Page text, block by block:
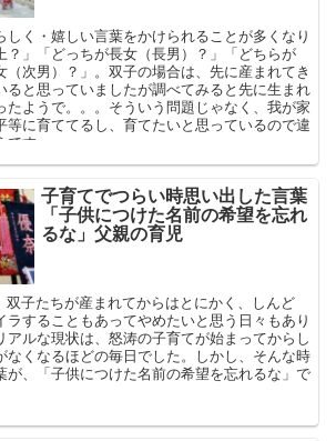
しく・嬉しい言葉をかけられることが多くなり
？」「どっちが長女（長男）？」「どちらが
（次男）？」。双子の場合は、先に産まれてき
ると思っていましたが調べてみると先に生まれ
たようで。。。そういう問題じゃなく、我が家
等に育ててるし、育てたいと思っているので違
す。
子育てでつらい時思い出した言葉
「子供につけた名前の希望を忘れ
るな」父親の育児
双子たちが産まれてからはとにかく、しんど
ラすることもあってやめたいと思う日々もあり
アルな現状は、怒涛の子育てが始まってからし
なくなるほどの毎日でした。しかし、そんな時
が、「子供につけた名前の希望を忘れるな」で